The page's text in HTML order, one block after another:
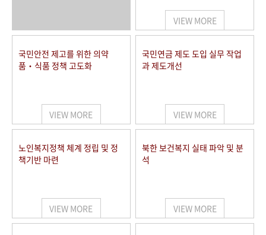
VIEW MORE
국민안전 제고를 위한 의약
품‧식품 정책 고도화
VIEW MORE
국민연금 제도 도입 실무 작업
과 제도개선
VIEW MORE
노인복지정책 체계 정립 및 정
책기반 마련
VIEW MORE
북한 보건복지 실태 파악 및 분
석
VIEW MORE